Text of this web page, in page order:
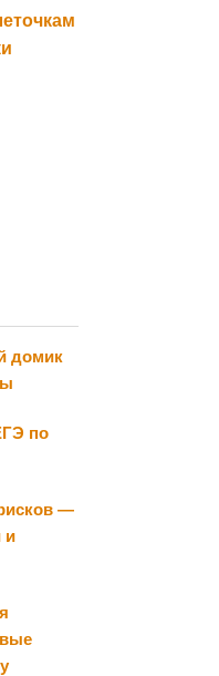
домик
по
—
и